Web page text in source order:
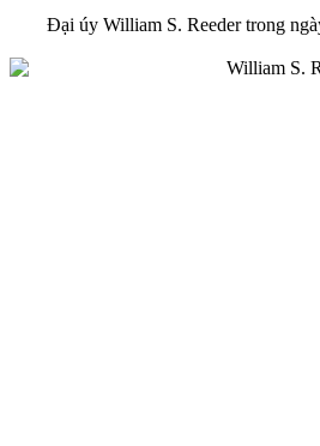
Đại úy William S. Reeder trong